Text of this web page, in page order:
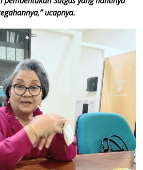
ucapnya.